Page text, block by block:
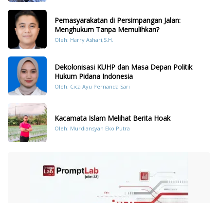
Pemasyarakatan di Persimpangan Jalan:
Menghukum Tanpa Memulihkan?
Oleh: Harry Ashari,S.H.
Dekolonisasi KUHP dan Masa Depan Politik
Hukum Pidana Indonesia
Oleh: Cica Ayu Pernanda Sari
Kacamata Islam Melihat Berita Hoak
Oleh: Murdiansyah Eko Putra